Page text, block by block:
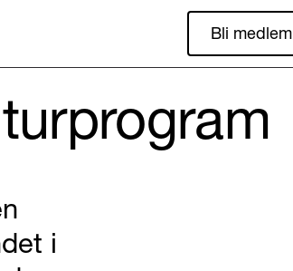
Bli medlem
i